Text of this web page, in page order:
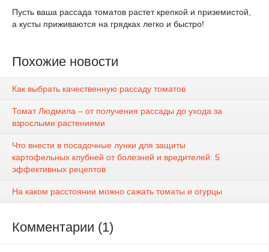
Пусть ваша рассада томатов растет крепкой и приземистой,
а кусты приживаются на грядках легко и быстро!
Похожие новости
Как выбрать качественную рассаду томатов
Томат Людмила – от получения рассады до ухода за
взрослыми растениями
Что внести в посадочные лунки для защиты
картофельных клубней от болезней и вредителей: 5
эффективных рецептов
На каком расстоянии можно сажать томаты и огурцы
Комментарии (1)